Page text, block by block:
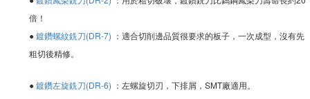
倍！
●鍍鑽螺紋銑刀(DR-7) ： 適合切削邊品質很要求的板子，一次成型，沒有先
粗切後精修。
●鍍鑽左旋銑刀(DR-6) ：左螺旋切刃，下排屑，SMT廠適用。